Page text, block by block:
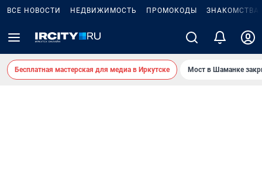
ВСЕ НОВОСТИ НЕДВИЖИМОСТЬ ПРОМОКОДЫ ЗНАКОМСТВА
Бесплатная мастерская для медиа в Иркутске Мост в Шаманке